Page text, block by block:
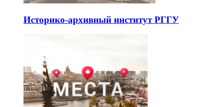
Историко-архивный институт РГГУ